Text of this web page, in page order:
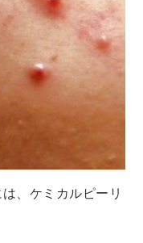
、ケミカルピーリ